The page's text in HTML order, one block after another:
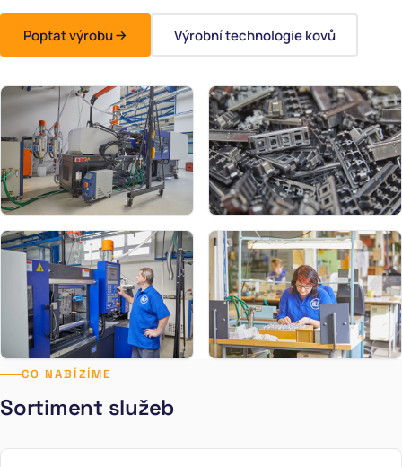
CUBSY
Poptat výrobu Výrobní technologie kovů
CO NABÍZÍME
Sortiment služeb